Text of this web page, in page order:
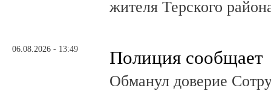
жителя Терского
06.08.2026 - 13:49 Полиция сообщает
Обманул доверие